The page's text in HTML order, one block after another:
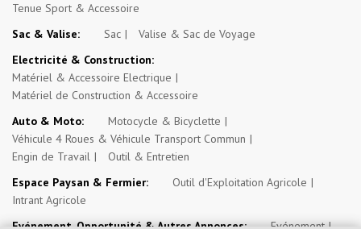
Tenue Sport & Accessoire
Sac & Valise:
Sac
Valise & Sac de Voyage
Electricité & Construction:
Matériel & Accessoire Electrique
Matériel de Construction & Accessoire
Auto & Moto:
Motocycle & Bicyclette
Véhicule 4 Roues & Véhicule Transport Commun
Engin de Travail
Outil & Entretien
Espace Paysan & Fermier:
Outil d'Exploitation Agricole
Intrant Agricole
Evénement, Opportunité & Autres Annonces:
Evénement